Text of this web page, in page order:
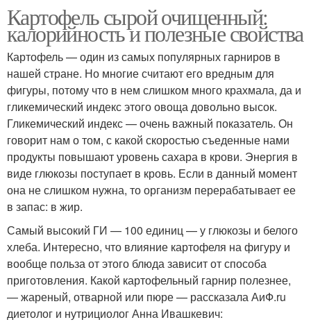
Картофель сырой очищенный:
калорийность и полезные свойства
Картофель — один из самых популярных гарниров в
нашей стране. Но многие считают его вредным для
фигуры, потому что в нем слишком много крахмала, да и
гликемический индекс этого овоща довольно высок.
Гликемический индекс — очень важный показатель. Он
говорит нам о том, с какой скоростью съеденные нами
продукты повышают уровень сахара в крови. Энергия в
виде глюкозы поступает в кровь. Если в данный момент
она не слишком нужна, то организм перерабатывает ее
в запас: в жир.
Самый высокий ГИ — 100 единиц — у глюкозы и белого
хлеба. Интересно, что влияние картофеля на фигуру и
вообще польза от этого блюда зависит от способа
приготовления. Какой картофельный гарнир полезнее,
— жареный, отварной или пюре — рассказала АиФ.ru
диетолог и нутрициолог Анна Ивашкевич: